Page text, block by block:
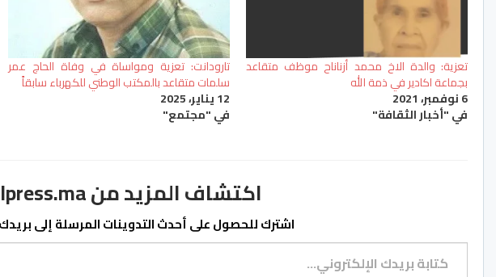
تعزية: والدة الاخ محمد أزناناح موظف متقاعد
بجماعة اكادير في ذمة الله
6 نوفمبر، 2021
في "أخبار الثقافة"
تارودانت: تعزية ومواساة في وفاة الحاج عمر
سلمات متقاعد بالمكتب الوطني للكهرباء سابقاً
12 يناير، 2025
في "مجتمع"
اكتشاف المزيد من azulpress.ma
اشترك للحصول على أحدث التدوينات المرسلة إلى بريدك
كتابة بريدك الإلكتروني...